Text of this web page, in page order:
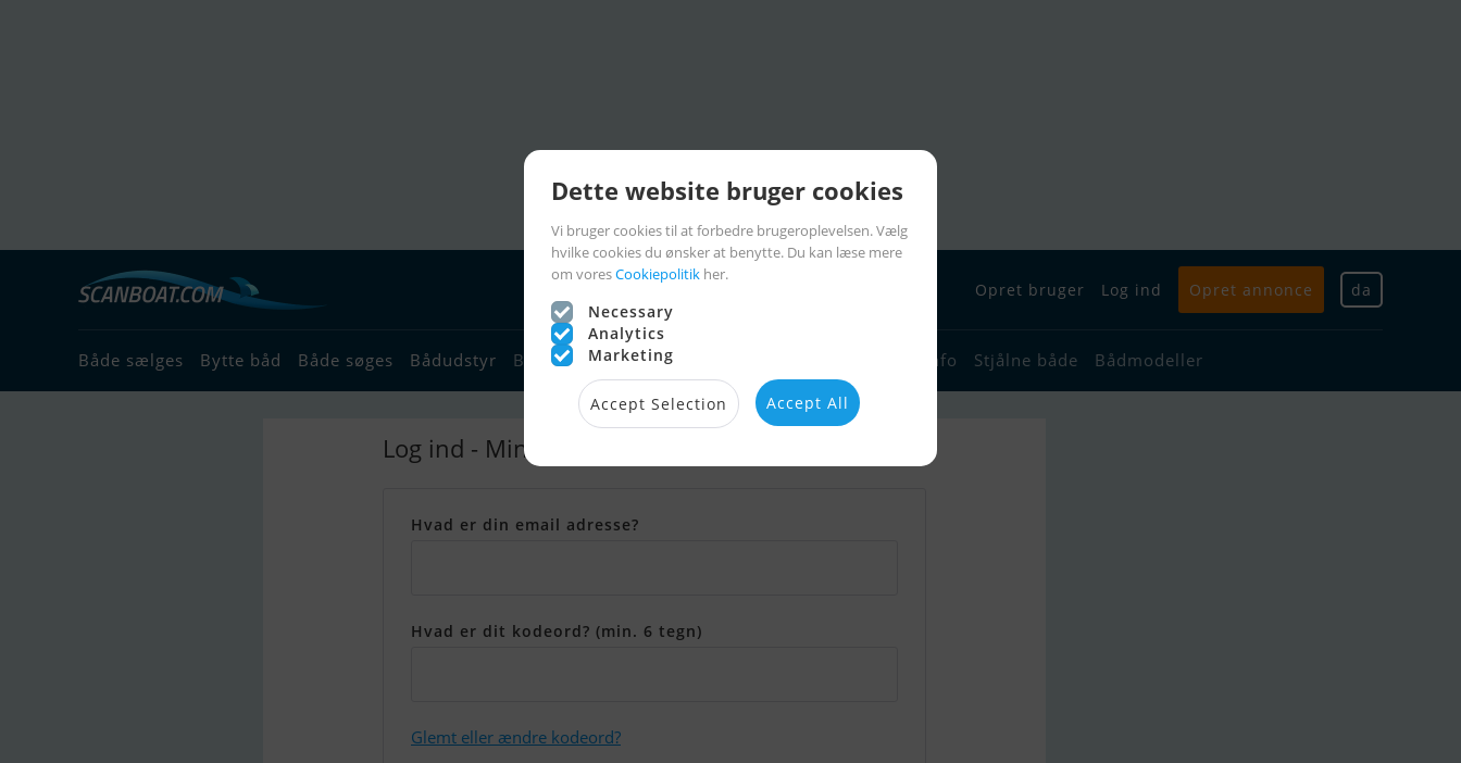
Opret bruger Log ind Opret annonce da
Både sælges Bytte båd Både søges Bådudstyr Bådforhandlere Sejlerlinks Sejlerinfo Stjålne både Bådmodeller
Log ind - Min Scanboat
Hvad er din email adresse?
Hvad er dit kodeord? (min. 6 tegn)
Glemt eller ændre kodeord?
Dette website bruger cookies
Vi bruger cookies til at forbedre brugeroplevelsen. Vælg
hvilke cookies du ønsker at benytte. Du kan læse mere
om voresCookiepolitik her.
Necessary
Analytics
Marketing
Accept Selection Accept All